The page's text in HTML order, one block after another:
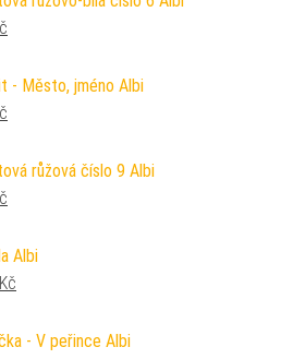
cena byla: 39 Kč.
- Město, jméno Albi
cena byla: 89 Kč.
růžová číslo 9 Albi
cena byla: 39 Kč.
Albi
cena byla: 229 Kč.
Kč
- V peřince Albi